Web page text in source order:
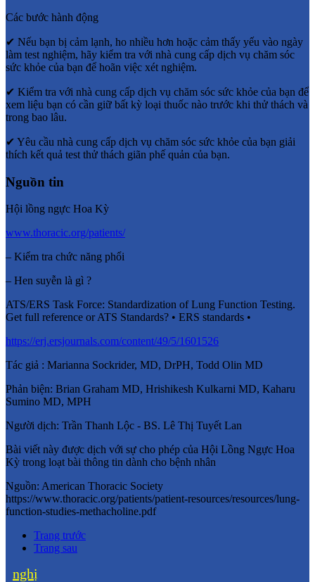
Các bước hành động
✔ Nếu bạn bị cảm lạnh, ho nhiều hơn hoặc cảm thấy yếu vào ngày
làm test nghiệm, hãy kiểm tra với nhà cung cấp dịch vụ chăm sóc
sức khỏe của bạn để hoãn việc xét nghiệm.
✔ Kiểm tra với nhà cung cấp dịch vụ chăm sóc sức khỏe của bạn để
xem liệu bạn có cần giữ bất kỳ loại thuốc nào trước khi thử thách và
trong bao lâu.
✔ Yêu cầu nhà cung cấp dịch vụ chăm sóc sức khỏe của bạn giải
thích kết quả test thử thách giãn phế quản của bạn.
Nguồn tin
Hội lồng ngực Hoa Kỳ
www.thoracic.org/patients/
– Kiểm tra chức năng phổi
– Hen suyễn là gì ?
ATS/ERS Task Force: Standardization of Lung Function Testing.
Get full reference or ATS Standards? • ERS standards •
https://erj.ersjournals.com/content/49/5/1601526
Tác giả : Marianna Sockrider, MD, DrPH, Todd Olin MD
Phản biện: Brian Graham MD, Hrishikesh Kulkarni MD, Kaharu
Sumino MD, MPH
Người dịch: Trần Thanh Lộc - BS. Lê Thị Tuyết Lan
Bài viết này được dịch với sự cho phép của Hội Lồng Ngực Hoa
Kỳ trong loạt bài thông tin dành cho bệnh nhân
Nguồn: American Thoracic Society
https://www.thoracic.org/patients/patient-resources/resources/lung-
function-studies-methacholine.pdf
Trang trước
Trang sau
nghị